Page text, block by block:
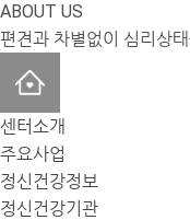
ABOUT US
편견과 차별없이 심리상
센터소개
주요사업
정신건강정보
정신건강기관